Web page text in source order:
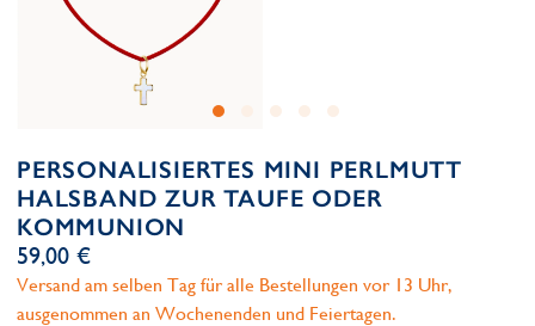
PERSONALISIERTES MINI PERLMUTT
HALSBAND ZUR TAUFE ODER
KOMMUNION
59,00 €
Versand am selben Tag für alle Bestellungen vor 13 Uhr,
ausgenommen an Wochenenden und Feiertagen.